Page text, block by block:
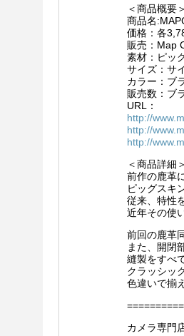
＜商品概要＞
商品名
価格：各
販売：Map
素材：ピッ
サイズ：サ
カラー：ブ
販売数：ブ
URL：
http://
http://
http://
＜商品詳細＞
前作の鹿革
ピッグスキ
従来、特性
近年その使
前回の鹿革
また、開閉
縫製をすべ
クラッシッ
色違いで揃
カメラ専門